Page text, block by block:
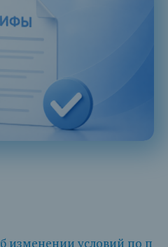
изменении условий по п